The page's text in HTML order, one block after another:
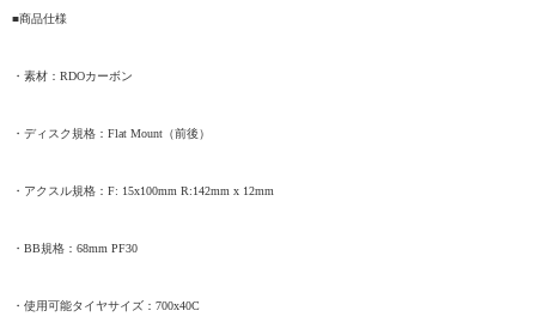
■商品仕様
・素材： RDOカーボン
・ディスク規格： Flat Mount （前後）
・アクスル規格： F: 15x100mm R:142mm x 12mm
・ BB規格： 68mm PF30
・使用可能タイヤサイズ： 700x40C